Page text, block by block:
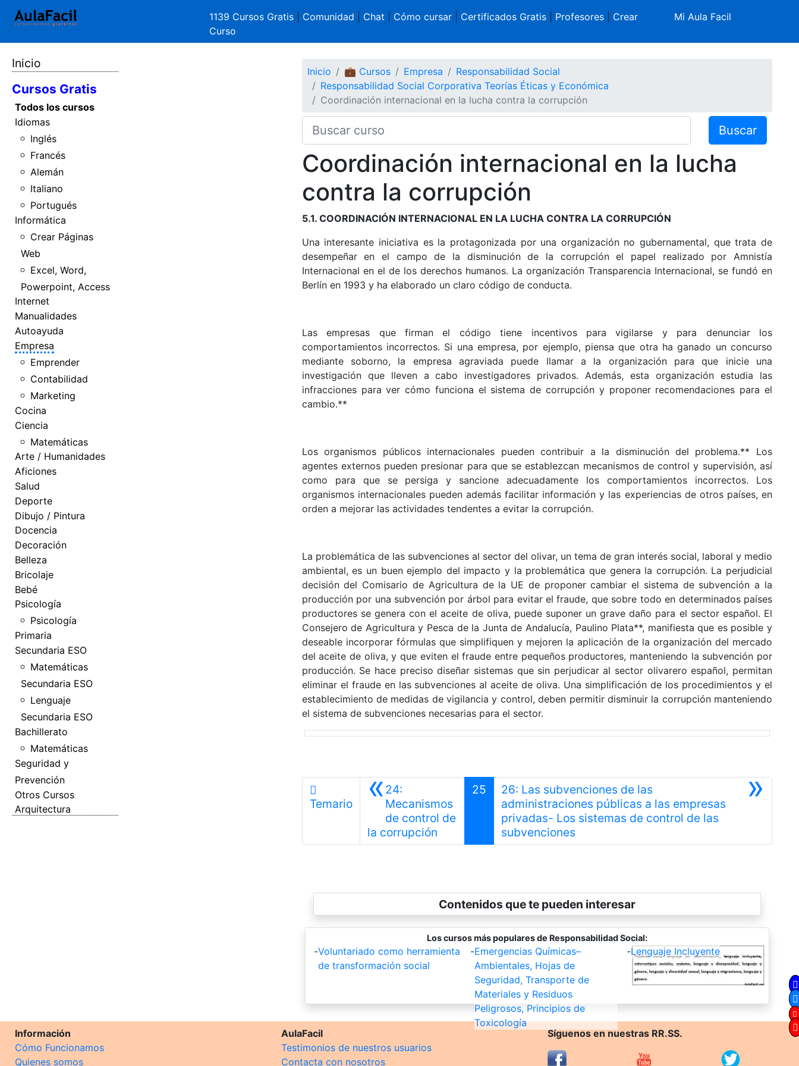
1139 Cursos Gratis Comunidad Chat Cómo cursar| Certificados Gratis| Profesores| Crear
Curso
Mi Aula Facil
Inicio
Cursos Gratis
Todos los cursos
Idiomas
Inglés
Francés
Alemán
Italiano
Portugués
Informática
Crear Páginas
Web
Excel, Word,
Powerpoint, Access
Internet
Manualidades
Autoayuda
Empresa
Emprender
Contabilidad
Marketing
Cocina
Ciencia
Matemáticas
Arte / Humanidades
Aficiones
Salud
Deporte
Dibujo / Pintura
Docencia
Decoración
Belleza
Bricolaje
Bebé
Psicología
Psicología
Primaria
Secundaria ESO
Matemáticas
Secundaria ESO
Lenguaje
Secundaria ESO
Bachillerato
Matemáticas
Seguridad y
Prevención
Otros Cursos
Arquitectura
Inicio 💼 Cursos Empresa
Responsabilidad Social
Responsabilidad Social Corporativa Teorías Éticas y Económica
Coordinación internacional en la lucha contra la corrupción
Buscar
Coordinación internacional en la lucha
contra la corrupción
5.1. COORDINACIÓN INTERNACIONAL EN LA LUCHA CONTRA LA CORRUPCIÓN
Una interesante iniciativa es la protagonizada por una organización no gubernamental, que trata de
desempeñar en el campo de la disminución de la corrupción el papel realizado por Amnistía
Internacional en el de los derechos humanos. La organización Transparencia Internacional, se fundó en
Berlín en 1993 y ha elaborado un claro código de conducta.
Las empresas que firman el código tiene incentivos para vigilarse y para denunciar los
comportamientos incorrectos. Si una empresa, por ejemplo, piensa que otra ha ganado un concurso
mediante soborno, la empresa agraviada puede llamar a la organización para que inicie una
investigación que lleven a cabo investigadores privados. Además, esta organización estudia las
infracciones para ver cómo funciona el sistema de corrupción y proponer recomendaciones para el
cambio.**
Los organismos públicos internacionales pueden contribuir a la disminución del problema.** Los
agentes externos pueden presionar para que se establezcan mecanismos de control y supervisión, así
como para que se persiga y sancione adecuadamente los comportamientos incorrectos. Los
organismos internacionales pueden además facilitar información y las experiencias de otros países, en
orden a mejorar las actividades tendentes a evitar la corrupción.
La problemática de las subvenciones al sector del olivar, un tema de gran interés social, laboral y medio
ambiental, es un buen ejemplo del impacto y la problemática que genera la corrupción. La perjudicial
decisión del Comisario de Agricultura de la UE de proponer cambiar el sistema de subvención a la
producción por una subvención por árbol para evitar el fraude, que sobre todo en determinados países
productores se genera con el aceite de oliva, puede suponer un grave daño para el sector español. El
Consejero de Agricultura y Pesca de la Junta de Andalucía, Paulino Plata**, manifiesta que es posible y
deseable incorporar fórmulas que simplifiquen y mejoren la aplicación de la organización del mercado
del aceite de oliva, y que eviten el fraude entre pequeños productores, manteniendo la subvención por
producción. Se hace preciso diseñar sistemas que sin perjudicar al sector olivarero español, permitan
eliminar el fraude en las subvenciones al aceite de oliva. Una simplificación de los procedimientos y el
establecimiento de medidas de vigilancia y control, deben permitir disminuir la corrupción manteniendo
el sistema de subvenciones necesarias para el sector.
Temario «24:
Mecanismos
de control de
la corrupciónAnterior
25 »
26: Las subvenciones de las
administraciones públicas a las empresas
privadas- Los sistemas de control de las
subvenciones
Contenidos que te pueden interesar
Los cursos más populares de Responsabilidad Social:
-Voluntariado como herramienta
de transformación social
-Emergencias Químicas–
Ambientales, Hojas de
Seguridad, Transporte de
Materiales y Residuos
Peligrosos, Principios de
Toxicología
-Lenguaje Incluyente
Información
Cómo Funcionamos
Quienes somos
AulaFacil
Testimonios de nuestros usuarios
Contacta con nosotros
Síguenos en nuestras RR.SS.